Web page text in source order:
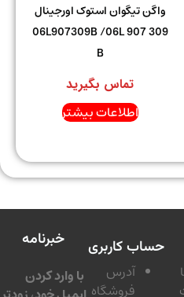
واگن تیگوان استوک اورجینال
06L907309B /06L 907
تماس بگیرید
اطلاعات بیشتر
کاربری
آدرس
فروشگاه
خبرنامه
با وارد کردن